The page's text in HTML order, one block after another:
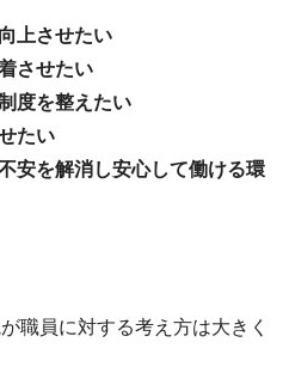
上させたい
させたい
度を整えたい
たい
を解消し安心して働ける環
職員に対する考え方は大きく